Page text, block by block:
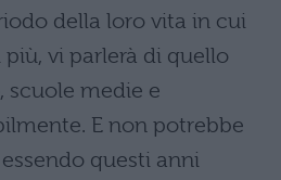
della loro vita in cui
vi parlerà di quello
scuole medie e
E non potrebbe
questi anni